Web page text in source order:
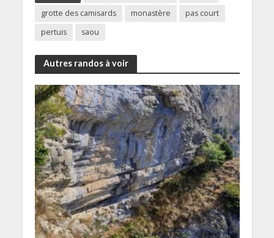
grotte des camisards
monastère
pas court
pertuis
saou
Autres randos à voir